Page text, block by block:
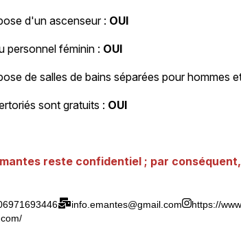
d'un ascenseur : OUI
personnel féminin : OUI
de salles de bains séparées pour hommes
sont gratuits : OUI
reste confidentiel ; par
info.emantes@gmail.com https://